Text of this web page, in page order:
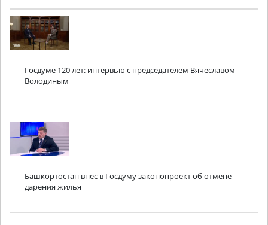
Госдуме 120 лет: интервью с председателем Вячеславом
Володиным
Башкортостан внес в Госдуму законопроект об отмене
дарения жилья